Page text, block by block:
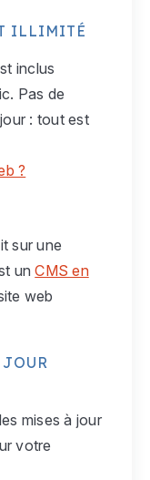
ILLIMITÉ
inclus
Pas de
: tout est
?
sur une
unCMS en
web
JOUR
mises à jour
votre